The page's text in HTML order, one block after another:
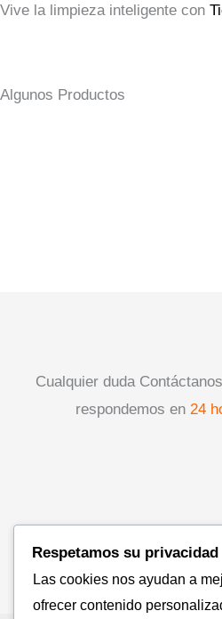
Vive la limpieza inteligente con
Algunos Productos
Cualquier duda
respondemos en 24
Respetamos su privacidad
Las cookies nos ayudan a
ofrecer contenido